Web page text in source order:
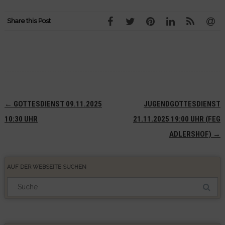
Share this Post
Navigation
(Beiträge)
← GOTTESDIENST 09.11.2025
10:30 UHR
JUGENDGOTTESDIENST
21.11.2025 19:00 UHR (FEG
ADLERSHOF) →
AUF DER WEBSEITE SUCHEN